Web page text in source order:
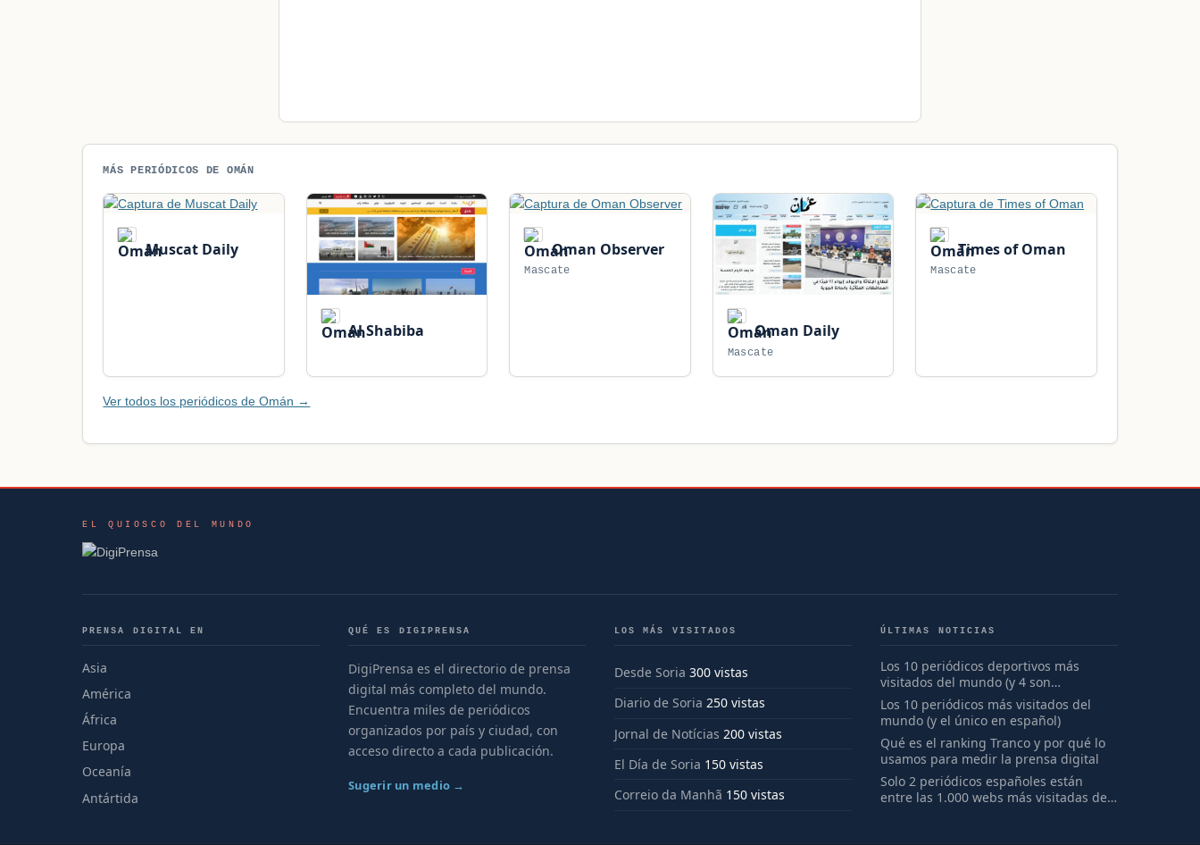
MÁS PERIÓDICOS DE OMÁN
Muscat Daily
Al Shabiba
Oman Observer
Mascate
Oman Daily
Mascate
Times of Oman
Mascate
Ver todos los periódicos de Omán →
EL QUIOSCO DEL MUNDO
PRENSA DIGITAL EN
Asia
América
África
Europa
Oceanía
Antártida
QUÉ ES DIGIPRENSA
DigiPrensa es el directorio de prensa
digital más completo del mundo.
Encuentra miles de periódicos
organizados por país y ciudad, con
acceso directo a cada publicación.
Sugerir un medio →
LOS MÁS VISITADOS
Desde Soria 300 vistas
Diario de Soria 250 vistas
Jornal de Notícias 200 vistas
El Día de Soria 150 vistas
Correio da Manhã 150 vistas
ÚLTIMAS NOTICIAS
Los 10 periódicos deportivos más
visitados del mundo (y 4 son
españoles)
Los 10 periódicos más visitados del
mundo (y el único en español)
Qué es el ranking Tranco y por qué lo
usamos para medir la prensa digital
Solo 2 periódicos españoles están
entre las 1.000 webs más visitadas del